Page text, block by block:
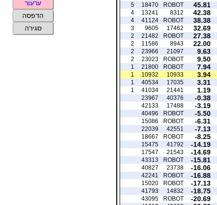
45.81
ROBOT
18470
5
42.38
8312
13241
4
38.38
ROBOT
41124
4
32.69
17462
9605
3
27.38
ROBOT
21482
2
22.00
8943
11586
2
9.63
21097
23966
2
9.50
ROBOT
23023
2
7.94
ROBOT
21800
1
3.94
10933
10932
1
3.31
17035
40534
1
1.19
21441
41034
1
-0.38
40376
23967
-3.19
17488
42133
-5.50
ROBOT
40496
-6.31
ROBOT
15086
-7.13
42551
22039
-8.25
ROBOT
18667
-14.19
41792
15475
-14.69
21543
17547
-15.81
ROBOT
43313
-16.06
23738
40827
-16.88
ROBOT
42241
-17.13
ROBOT
15020
-18.75
14832
41793
-20.69
ROBOT
43095
ערעור
הדפסה
סגירה